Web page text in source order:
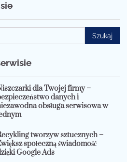
dla Twojej firmy –
danych i
obsługa serwisowa w
tworzyw sztucznych –
społeczną świadomość
Google Ads